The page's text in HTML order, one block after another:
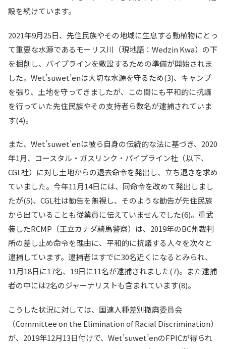
設を続けています。
2021年9月25日、先住民族やその地域に生息する動植物にとっ
て重要な水源であるモーリス川（現地語：Wedzin Kwa）の下
を掘削し、パイプラインを敷設するための準備が開始されま
した。Wet’suwet’enは大切な水源を守るため(3)、キャンプ
を張り、土地を守ってきましたが、この間にも平和的に抗議
を行っていた先住民族やその支持者ら数名が逮捕されていま
す(4)。
また、Wet’suwet’enは彼ら自身の伝統的な法に基づき、2020
年1月、コースタル・ガスリンク・パイプライン社（以下、
CGL社）に対し土地からの退去命令を発出し、立ち退きを求め
ていました。今年11月14日には、同命令を改めて発出しまし
たが(5)、CGL社は勧告を無視し、そのような勧告が先住民族
から出ていることも従業員に伝えていませんでした(6)。重武
装したRCMP（王立カナダ騎馬警察）は、2019年のBC州裁判
所の差し止め命令を理由に、平和的に抗議する人々を次々と
逮捕しています。逮捕者はすでに30名近くになるとみられ、
11月18日に17名、19日に11名が逮捕されました(7)。また逮捕
者の中には2名のジャーナリストも含まれています(8)。
こうした状況に対しては、国連人種差別撤廃委員会
（Committee on the Elimination of Racial Discrimination）
が、2019年12月13日付けで、Wet’suwet’enのFPICが得られ